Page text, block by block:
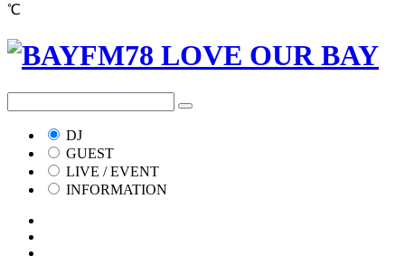
℃
DJ
GUEST
LIVE / EVENT
INFORMATION